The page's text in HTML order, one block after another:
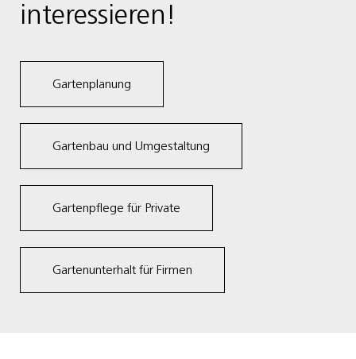
interessieren!
Gartenplanung
Gartenbau und Umgestaltung
Gartenpflege für Private
Gartenunterhalt für Firmen